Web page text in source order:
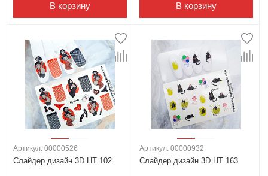
В корзину В корзину
Артикул: 00000526
Слайдер дизайн 3D HT 102
Артикул: 00000932
Слайдер дизайн 3D HT 163